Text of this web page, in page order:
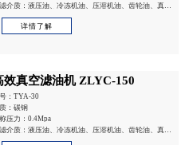
介质：液压油、冷冻机油、压溶机油、齿轮油、真空
详情了解
效真空滤油机 ZLYC-150
：TYA-30
：碳钢
压力：0.4Mpa
介质：液压油、冷冻机油、压溶机油、齿轮油、真空